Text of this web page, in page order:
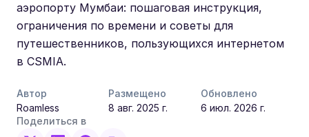
аэропорту Мумбаи: пошаговая инструкция,
ограничения по времени и советы для
путешественников, пользующихся интернетом
в CSMIA.
Автор
Roamless
Размещено
8 авг. 2025 г.
Обновлено
6 июл. 2026 г.
Поделиться в